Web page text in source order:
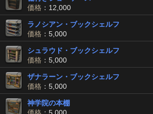
価格 ：12,000
ラノシアン・ブックシェルフ
価格 ：5,000
シュラウド・ブックシェルフ
価格 ：5,000
ザナラーン・ブックシェルフ
価格 ：5,000
神学院の本棚